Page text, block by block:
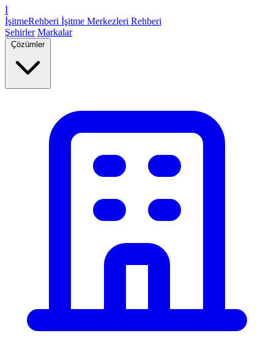
İ
İşitmeRehberi İşitme Merkezleri Rehberi
Şehirler Markalar
Çözümler